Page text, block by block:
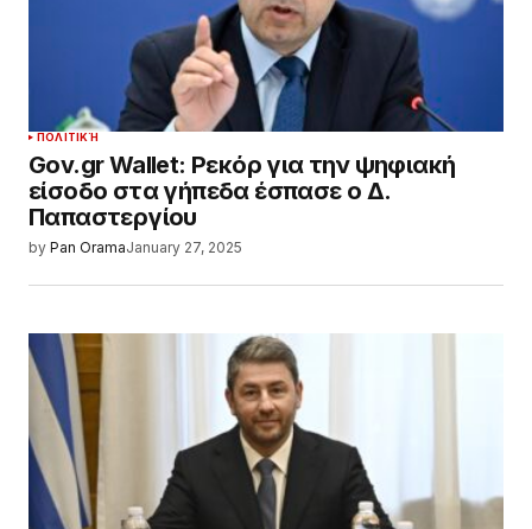
ΠΟΛΙΤΙΚΉ
Gov.gr Wallet: Ρεκόρ για την ψηφιακή
είσοδο στα γήπεδα έσπασε ο Δ.
Παπαστεργίου
by Pan OramaJanuary 27, 2025